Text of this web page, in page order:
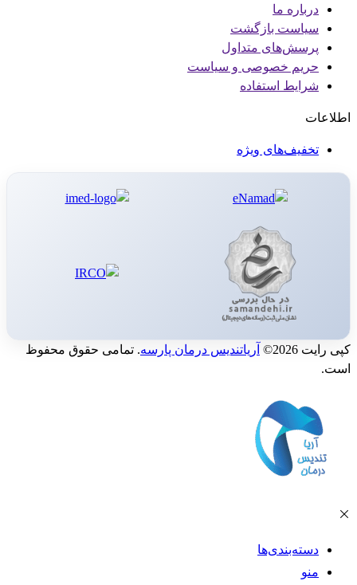
درباره ما
سیاست بازگشت
پرسش‌های متداول
حریم خصوصی و سیاست
شرایط استفاده
اطلاعات
تخفیف‌های ویژه
کپی رایت 2026© آریاتندیس درمان پارسه. تمامی حقوق محفوظ
است.
دسته‌بندی‌ها
منو